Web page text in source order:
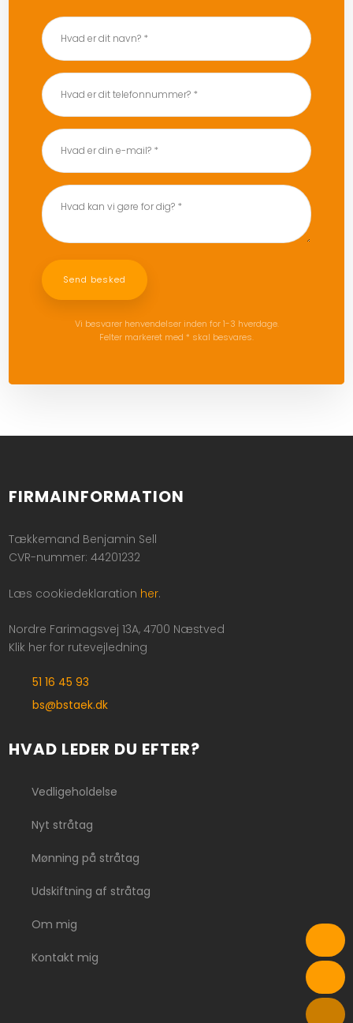
Vi besvarer henvendelser inden for 1-3 hverdage.
Felter markeret med * skal besvares.
FIRMAINFORMATION
Tækkemand Benjamin Sell
CVR-nummer: 44201232
Læs cookiedeklaration her.
Nordre Farimagsvej 13A, 4700 Næstved
Klik her for rutevejledning
51 16 45 93
bs@bstaek.dk
HVAD LEDER DU EFTER?
Vedligeholdelse
Nyt stråtag
Mønning på stråtag
Udskiftning af stråtag
Om mig
Kontakt mig